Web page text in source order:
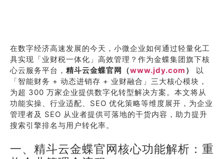
在数字经济高速发展的今天，小微企业如何通过轻量化工
具实现「业财税一体化」高效管理？作为金蝶集团旗下核
心云服务平台， 精斗云金蝶官网（www.jdy.com ）
以
「智能财务 + 动态进销存 + 业财融合」三大核心模块，
为超 300 万家企业提供数字化转型解决方案。本文将从
功能实操、行业适配、SEO 优化策略等维度展开，为企业
管理者及 SEO 从业者提供可落地的干货内容，助力提升
搜索引擎排名与用户转化率。
一、精斗云金蝶官网核心功能解析：重